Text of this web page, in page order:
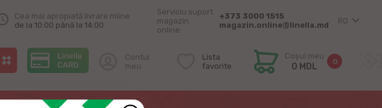
Cea mai apropiată livrare mîine
de la 10:00 până la 14:00
Serviciu suport
magazin
online:
+373 3000 1515
magazin.online@linella.md
RO
Contul
meu
Lista
favorite
Coșul meu
0 MDL 0